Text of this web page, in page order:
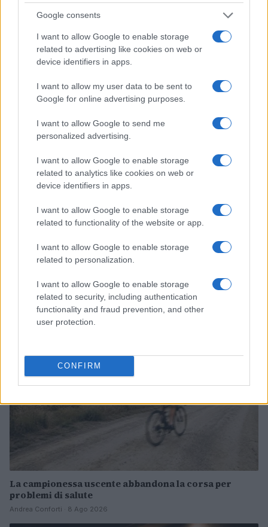
Google consents
I want to allow Google to enable storage
related to advertising like cookies on web or
device identifiers in apps.
I want to allow my user data to be sent to
Google for online advertising purposes.
I want to allow Google to send me
personalized advertising.
I want to allow Google to enable storage
related to analytics like cookies on web or
device identifiers in apps.
I want to allow Google to enable storage
related to functionality of the website or app.
I want to allow Google to enable storage
related to personalization.
I want to allow Google to enable storage
related to security, including authentication
functionality and fraud prevention, and other
user protection.
CONFIRM
Continua a leggere
Michelle Gisin e la sfida del rientro dopo l’infortunio
Francesca Lombardi · 8 Ago 2026
La campionessa uscente abbandona la corsa per
problemi di salute
Andrea Conforti · 8 Ago 2026